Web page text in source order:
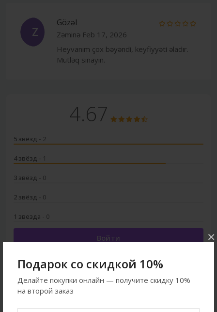
Подарок со скидкой 10%
Делайте покупки онлайн — получите скидку 10%
на второй заказ
×
Z
Gözəl
Zəminə Feb 17, 2026
Heyvanım çox bəyəndi, keyfiyyəti əladır.
Mütləq sınayın.
4.67
5 звёзд - 2
4 звёзд - 1
3 звёзд - 0
2 звёзд - 0
1 звезда - 0
Войти
Смотреть ещё